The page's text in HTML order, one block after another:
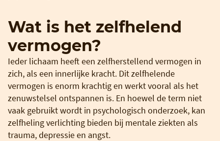
Wat is het zelfhelend
vermogen?
Ieder lichaam heeft een zelfherstellend vermogen in
zich, als een innerlijke kracht. Dit zelfhelende
vermogen is enorm krachtig en werkt vooral als het
zenuwstelsel ontspannen is. En hoewel de term niet
vaak gebruikt wordt in psychologisch onderzoek, kan
zelfheling verlichting bieden bij mentale ziekten als
trauma, depressie en angst.